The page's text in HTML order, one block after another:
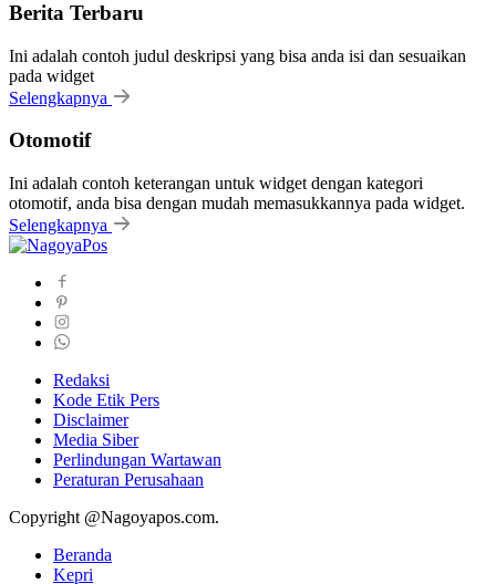
Berita Terbaru
Ini adalah contoh judul deskripsi yang bisa anda isi dan sesuaikan
pada widget
Selengkapnya
Otomotif
Ini adalah contoh keterangan untuk widget dengan kategori
otomotif, anda bisa dengan mudah memasukkannya pada widget.
Selengkapnya
Redaksi
Kode Etik Pers
Disclaimer
Media Siber
Perlindungan Wartawan
Peraturan Perusahaan
Copyright @Nagoyapos.com.
Beranda
Kepri